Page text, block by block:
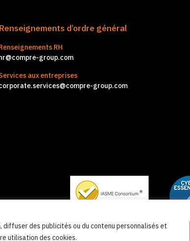
des publicités ou du contenu personnalisés et
utilisation des cookies.
Renseignements d’ordre général
RH
group.com
aux entreprises
group.com